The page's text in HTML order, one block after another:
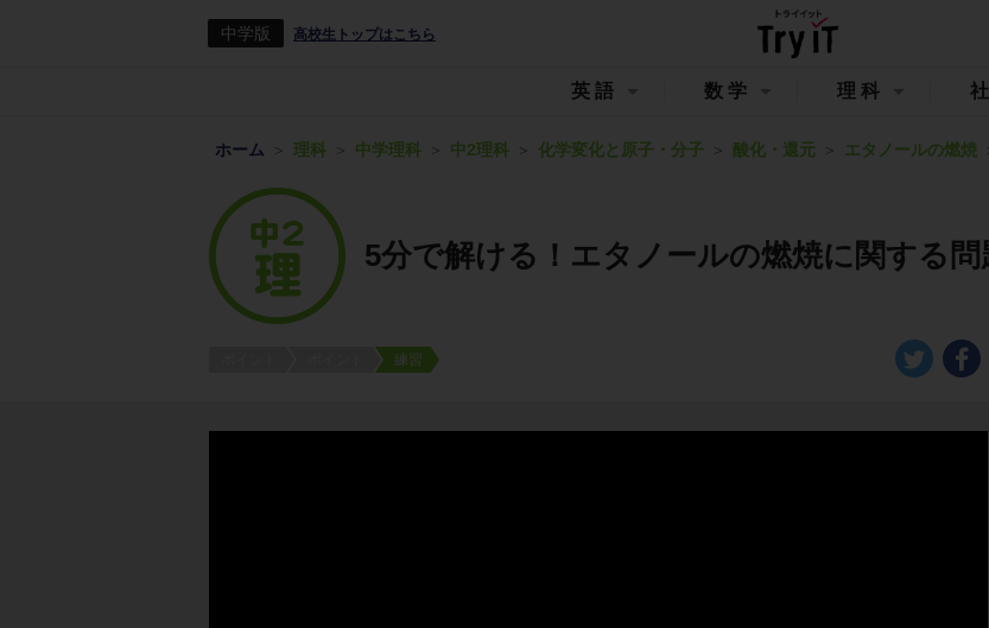
中学版 高校生トップはこちら
英語 数学 理科
ホーム 理科 中学理科 中2理科 化学変化と原子・分子 酸化・還元 エタノールの燃焼
5分で解ける！エタノールの燃焼に関する問
練習